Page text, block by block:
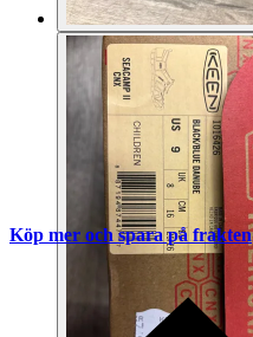
Köp mer och spara på frakten